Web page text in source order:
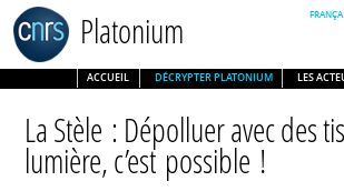
Platonium
ACCUEIL DÉCRYPTER PLATONIUM LES
La Stèle : Dépolluer avec des
lumière, c’est possible !